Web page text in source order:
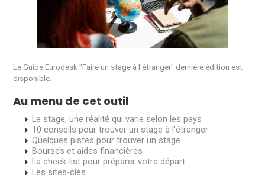
Le Guide Eurodesk "Faire un stage à l'étranger" dernière édition est
disponible.
Au menu de cet outil
Le stage, une réalité qui varie selon les pays
10 conseils pour trouver un stage à l'étranger
Quelques pistes pour trouver un stage
Bourses et aides financières
La check-list pour préparer votre départ
Les sites-clés